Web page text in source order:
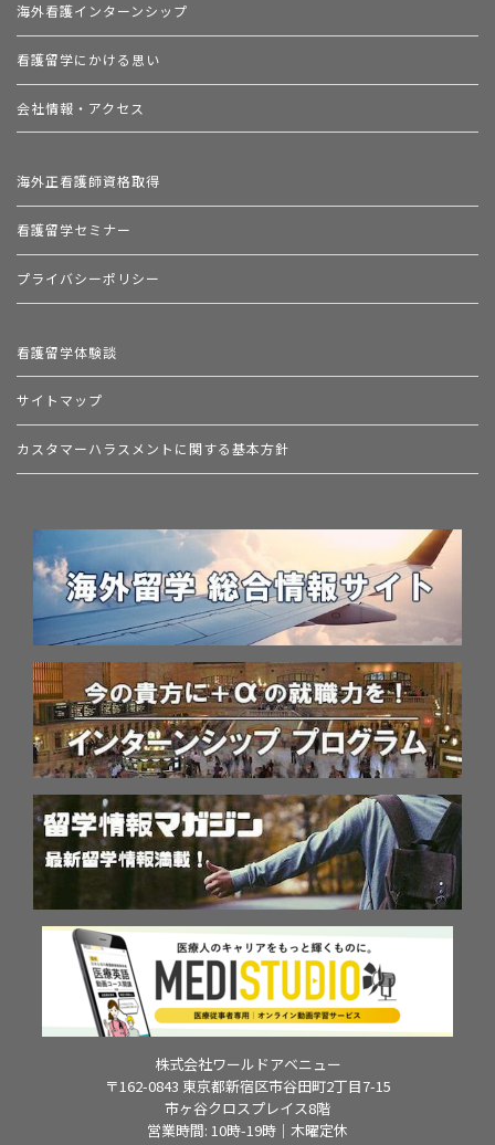
海外看護インターンシップ
看護留学にかける思い
会社情報・アクセス
海外正看護師資格取得
看護留学セミナー
プライバシーポリシー
看護留学体験談
サイトマップ
カスタマーハラスメントに関する基本方針
株式会社ワールドアベニュー
〒162-0843 東京都新宿区市谷田町2丁目7-15
市ヶ谷クロスプレイス8階
営業時間: 10時-19時｜木曜定休